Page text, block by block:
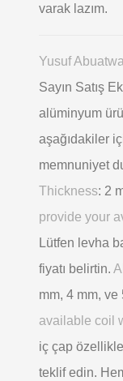
varak lazım.
Yusuf
Sayın Satış
alüminyum
aşağıdakiler
memnuniyet
Thickness: 2
provide your
Lütfen levha
fiyatı belirtin.
mm, 4 mm, ve
available coil
iç çap
teklif edin.